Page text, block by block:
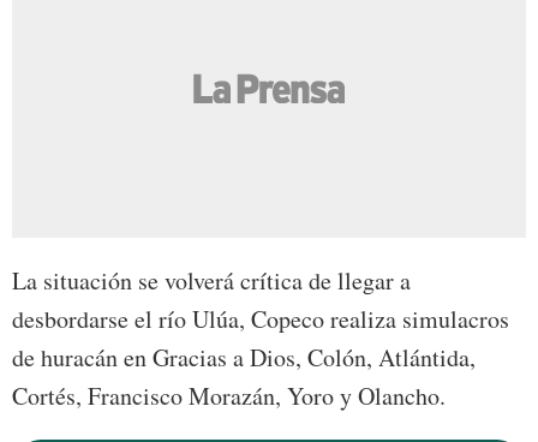
La situación se volverá crítica de llegar a
desbordarse el río Ulúa, Copeco realiza simulacros
de huracán en Gracias a Dios, Colón, Atlántida,
Cortés, Francisco Morazán, Yoro y Olancho.